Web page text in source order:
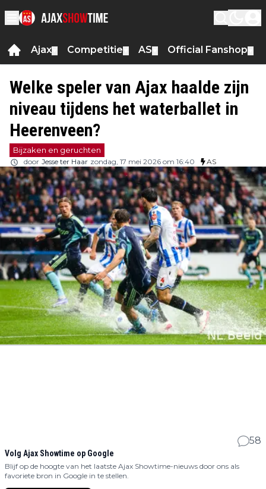
Ajax Competitie AS Official Fanshop
Welke speler van Ajax haalde zijn
niveau tijdens het waterballet in
Heerenveen?
Bijzaken en geruchten
door Jesse ter Haar zondag, 17 mei 2026 om 16:40 AS
58
Volg Ajax Showtime op Google
Blijf op de hoogte van het laatste Ajax Showtime-nieuws door ons als
favoriete bron in Google in te stellen.